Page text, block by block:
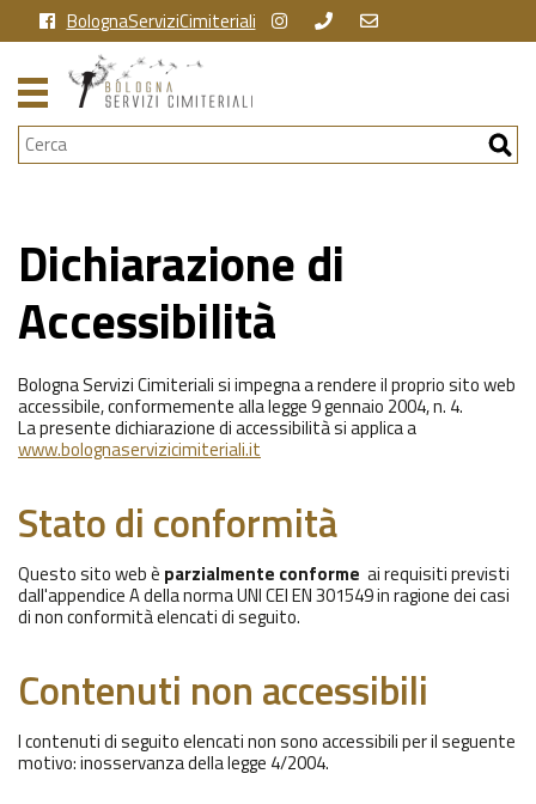
BolognaServiziCimiteriali
Cerca
Dichiarazione di
Accessibilità
Bologna Servizi Cimiteriali si impegna a rendere il proprio sito web
accessibile, conformemente alla legge 9 gennaio 2004, n. 4.
La presente dichiarazione di accessibilità si applica a
www.bolognaservizicimiteriali.it
Stato di conformità
Questo sito web è parzialmente conforme ai requisiti previsti
dall'appendice A della norma UNI CEI EN 301549 in ragione dei casi
di non conformità elencati di seguito.
Contenuti non accessibili
I contenuti di seguito elencati non sono accessibili per il seguente
motivo: inosservanza della legge 4/2004.